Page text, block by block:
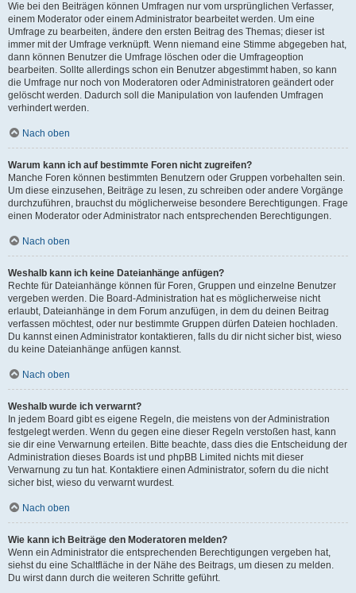
Wie bei den Beiträgen können Umfragen nur vom ursprünglichen Verfasser,
einem Moderator oder einem Administrator bearbeitet werden. Um eine
Umfrage zu bearbeiten, ändere den ersten Beitrag des Themas; dieser ist
immer mit der Umfrage verknüpft. Wenn niemand eine Stimme abgegeben hat,
dann können Benutzer die Umfrage löschen oder die Umfrageoption
bearbeiten. Sollte allerdings schon ein Benutzer abgestimmt haben, so kann
die Umfrage nur noch von Moderatoren oder Administratoren geändert oder
gelöscht werden. Dadurch soll die Manipulation von laufenden Umfragen
verhindert werden.
Nach oben
Warum kann ich auf bestimmte Foren nicht zugreifen?
Manche Foren können bestimmten Benutzern oder Gruppen vorbehalten sein.
Um diese einzusehen, Beiträge zu lesen, zu schreiben oder andere Vorgänge
durchzuführen, brauchst du möglicherweise besondere Berechtigungen. Frage
einen Moderator oder Administrator nach entsprechenden Berechtigungen.
Nach oben
Weshalb kann ich keine Dateianhänge anfügen?
Rechte für Dateianhänge können für Foren, Gruppen und einzelne Benutzer
vergeben werden. Die Board-Administration hat es möglicherweise nicht
erlaubt, Dateianhänge in dem Forum anzufügen, in dem du deinen Beitrag
verfassen möchtest, oder nur bestimmte Gruppen dürfen Dateien hochladen.
Du kannst einen Administrator kontaktieren, falls du dir nicht sicher bist, wieso
du keine Dateianhänge anfügen kannst.
Nach oben
Weshalb wurde ich verwarnt?
In jedem Board gibt es eigene Regeln, die meistens von der Administration
festgelegt werden. Wenn du gegen eine dieser Regeln verstoßen hast, kann
sie dir eine Verwarnung erteilen. Bitte beachte, dass dies die Entscheidung der
Administration dieses Boards ist und phpBB Limited nichts mit dieser
Verwarnung zu tun hat. Kontaktiere einen Administrator, sofern du die nicht
sicher bist, wieso du verwarnt wurdest.
Nach oben
Wie kann ich Beiträge den Moderatoren melden?
Wenn ein Administrator die entsprechenden Berechtigungen vergeben hat,
siehst du eine Schaltfläche in der Nähe des Beitrags, um diesen zu melden.
Du wirst dann durch die weiteren Schritte geführt.